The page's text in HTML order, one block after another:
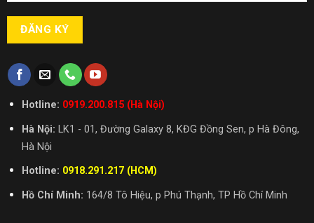
Hotline: 0919.200.815 (Hà Nội)
Hà Nội: LK1 - 01, Đường Galaxy 8, KĐG Đồng Sen, p Hà Đông,
Hà Nội
Hotline: 0918.291.217 (HCM)
Hồ Chí Minh: 164/8 Tô Hiệu, p Phú Thạnh, TP Hồ Chí Minh